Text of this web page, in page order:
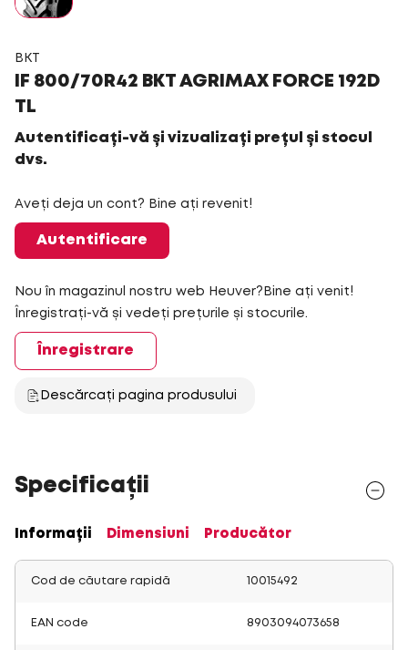
BKT
IF 800/70R42 BKT AGRIMAX FORCE 192D
TL
Autentificați-vă și vizualizați prețul și stocul
dvs.
Aveți deja un cont? Bine ați revenit!
Autentificare
Nou în magazinul nostru web Heuver?Bine ați venit!
Înregistrați-vă și vedeți prețurile și stocurile.
Înregistrare
Descărcați pagina produsului
Specificații
Informații Dimensiuni Producător
Cod de căutare rapidă 10015492
EAN code 8903094073658